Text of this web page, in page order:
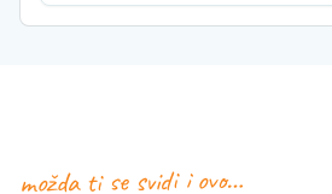
možda ti se svidi i ovo…